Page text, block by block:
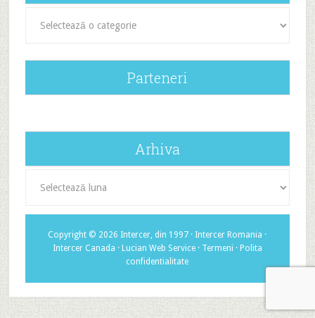
Parteneri
Arhiva
Copyright © 2026 Intercer, din 1997 · Intercer Romania ·
Intercer Canada · Lucian Web Service· Termeni · Polita
confidentialitate